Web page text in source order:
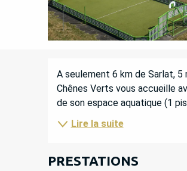
A seulement 6 km de Sarlat, 5
Chênes Verts vous accueille
de son espace aquatique (1
Lire la suite
PRESTATIONS